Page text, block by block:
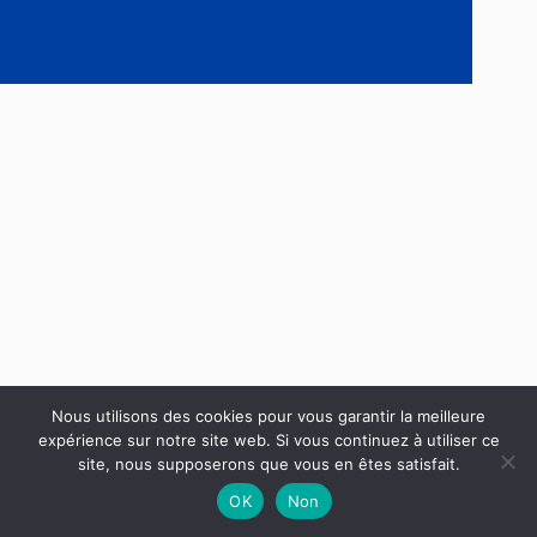
Copyright © 2026 Toutes les dates des vacances scolaires
Plan du site
Politique en matière de cookies
Nous utilisons des cookies pour vous garantir la meilleure
expérience sur notre site web. Si vous continuez à utiliser ce
site, nous supposerons que vous en êtes satisfait.
OK
Non